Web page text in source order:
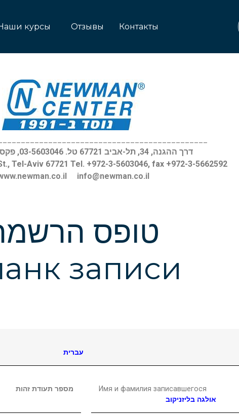
курсы Отзывы Контакты
דרך ההגנה, 34, תל-אביב 67721 טל. 03-5603046, פקס 03-5662592
Tel-Aviv 67721 Tel. +972-3-5603046, fax +972-3-5662592
info@newman.co.il
טופס
записи
עברית
מספר תעודת זהות
Имя и фамилия записавшегося
אולגה בליזניקוב